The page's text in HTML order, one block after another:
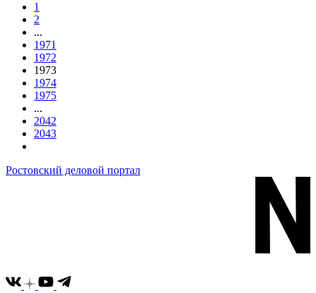
1
2
...
1971
1972
1973
1974
1975
...
2042
2043
Ростовский деловой портал